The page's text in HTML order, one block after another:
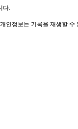
다
인정보는 기록을 재생할